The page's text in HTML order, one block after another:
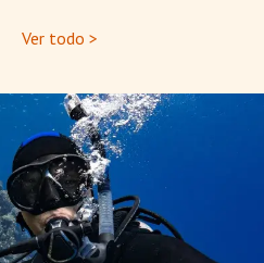
Ver todo >